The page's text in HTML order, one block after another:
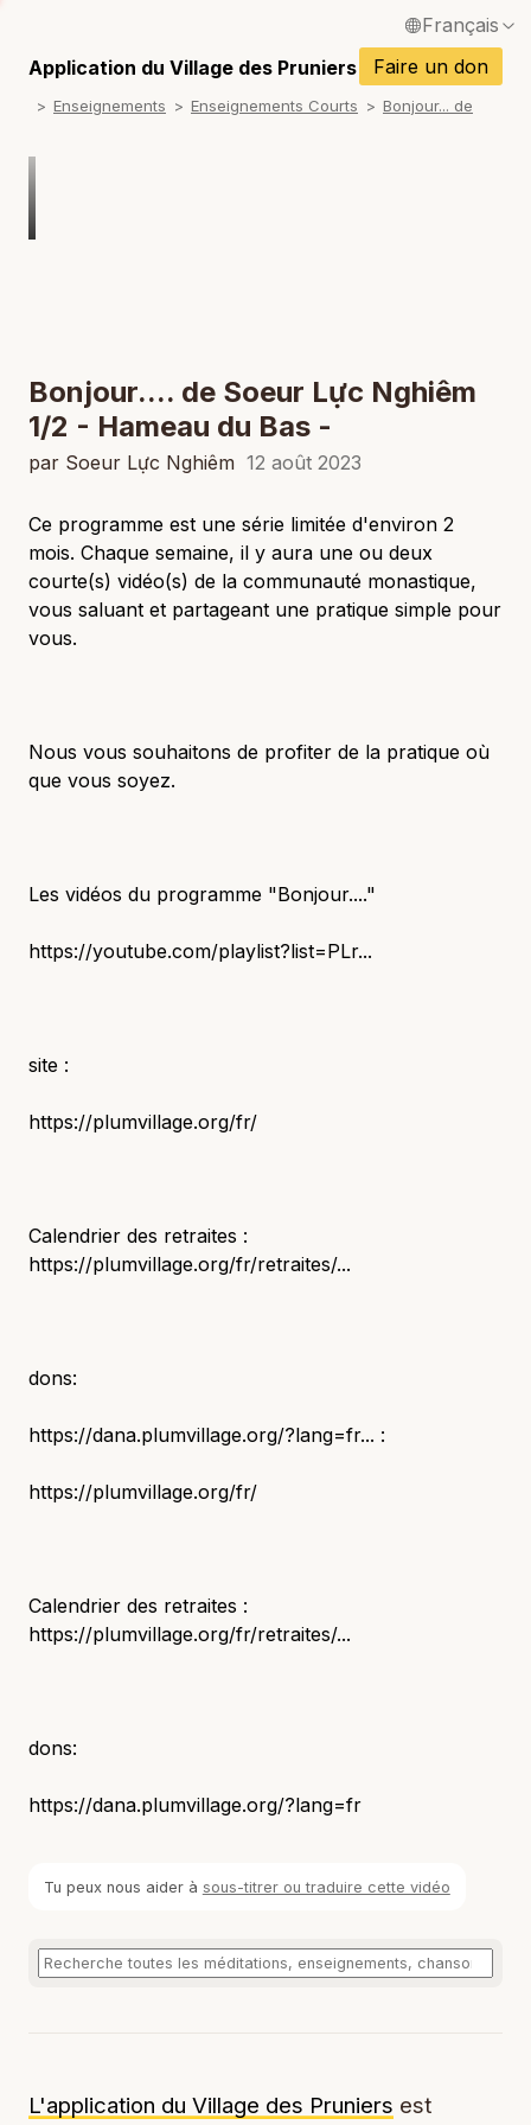
Français
English / Anglais
Español / Espagnol
Application du Village des Pruniers Faire un don
Enseignements Enseignements Courts Bonjour... de
Bonjour.... de Soeur Lực Nghiêm
1/2 - Hameau du Bas -
par Soeur Lực Nghiêm 12 août 2023
Ce programme est une série limitée d'environ 2
mois. Chaque semaine, il y aura une ou deux
courte(s) vidéo(s) de la communauté monastique,
vous saluant et partageant une pratique simple pour
vous.
Nous vous souhaitons de profiter de la pratique où
que vous soyez.
Les vidéos du programme "Bonjour...."
https://youtube.com/playlist?list=PLr...
site :
https://plumvillage.org/fr/
Calendrier des retraites :
https://plumvillage.org/fr/retraites/...
dons:
https://dana.plumvillage.org/?lang=fr... :
https://plumvillage.org/fr/
Calendrier des retraites :
https://plumvillage.org/fr/retraites/...
dons:
https://dana.plumvillage.org/?lang=fr
Tu peux nous aider à sous-titrer ou traduire cette vidéo
L'application du Village des Pruniers est